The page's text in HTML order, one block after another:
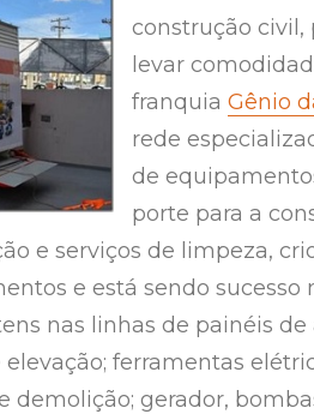
construção civil,
levar
franquia Gênio
rede
de
porte para a
e serviços de limpeza,
e está sendo sucesso
nas linhas de painéis de
ferramentas
demolição; gerador,